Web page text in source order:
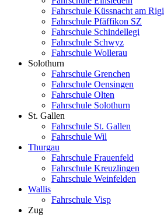
Fahrschule Küssnacht am Rigi
Fahrschule Pfäffikon SZ
Fahrschule Schindellegi
Fahrschule Schwyz
Fahrschule Wollerau
Solothurn
Fahrschule Grenchen
Fahrschule Oensingen
Fahrschule Olten
Fahrschule Solothurn
St. Gallen
Fahrschule St. Gallen
Fahrschule Wil
Thurgau
Fahrschule Frauenfeld
Fahrschule Kreuzlingen
Fahrschule Weinfelden
Wallis
Fahrschule Visp
Zug